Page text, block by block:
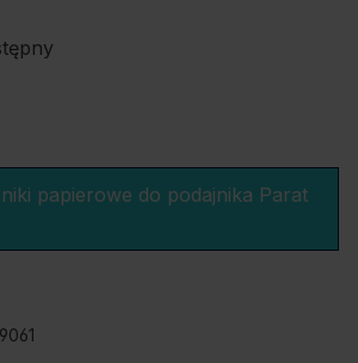
papierowe do podajnika Parat